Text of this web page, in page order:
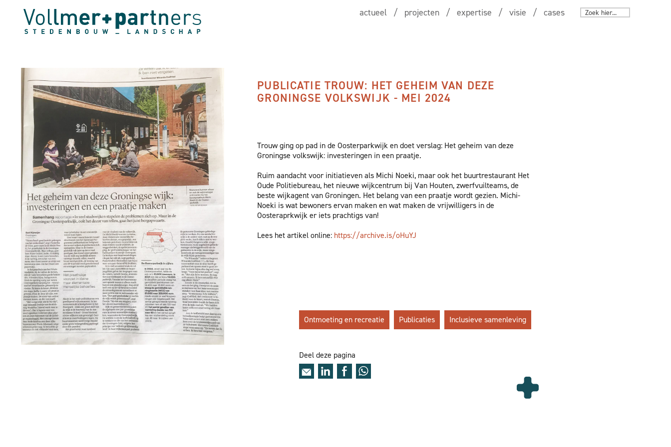
actueel projecten expertise visie cases
PUBLICATIE TROUW: HET GEHEIM VAN DEZE
GRONINGSE VOLKSWIJK - MEI 2024
Trouw ging op pad in de Oosterparkwijk en doet verslag: Het geheim van deze
Groningse volkswijk: investeringen in een praatje.
Ruim aandacht voor initiatieven als Michi Noeki, maar ook het buurtrestaurant Het
Oude Politiebureau, het nieuwe wijkcentrum bij Van Houten, zwerfvuilteams, de
beste wijkagent van Groningen. Het belang van een praatje wordt gezien. Michi-
Noeki is wat bewoners ervan maken en wat maken de vrijwilligers in de
Oosteraprkwijk er iets prachtigs van!
Lees het artikel online: https://archive.is/oHuYJ
Ontmoeting en recreatie Publicaties Inclusieve samenleving
Deel deze pagina